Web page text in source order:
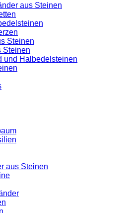
aus Steinen
Steinen
Steinen
und Halbedelsteinen
aus Steinen